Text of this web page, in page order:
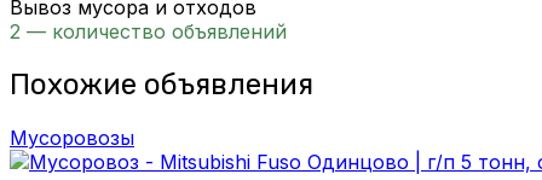
Вывоз мусора и отходов
2 — количество объявлений
Похожие объявления
Мусоровозы